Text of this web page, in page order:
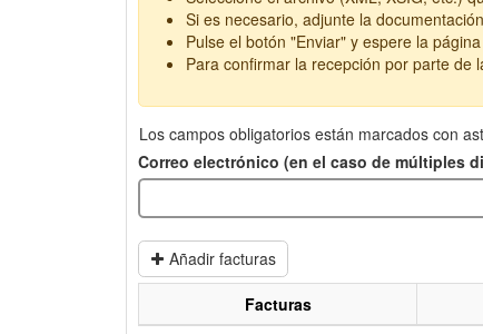
Si es necesario, adjunte la
Pulse el botón "Enviar" y espere la
Para confirmar la recepción por parte de
Los campos obligatorios están marcados con
Correo electrónico (en el caso de múltiples
Añadir facturas
Facturas